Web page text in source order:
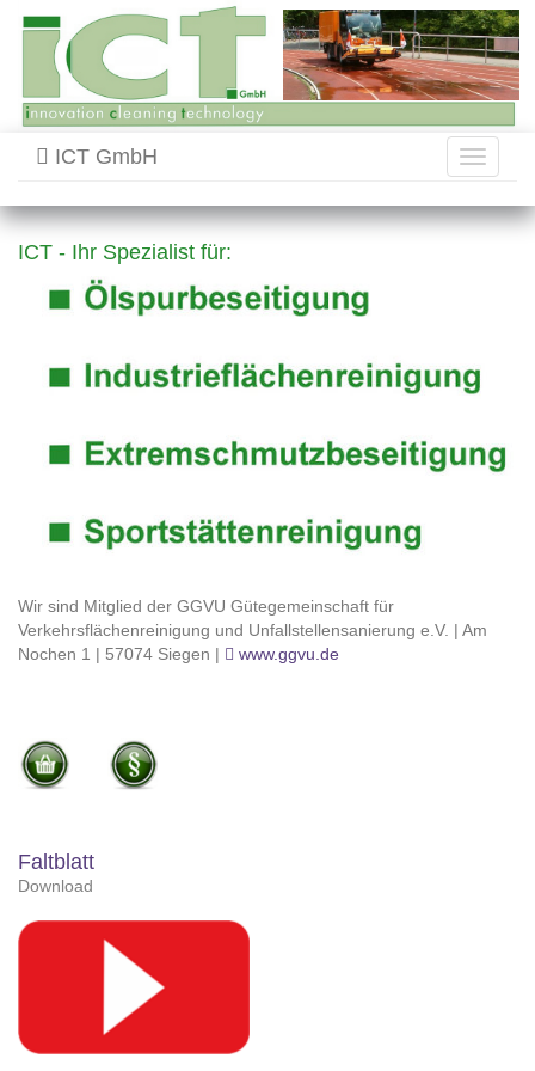
Toggle
ICT GmbH
ICT - Ihr Spezialist für:
Wir sind Mitglied der GGVU Gütegemeinschaft für
Verkehrsflächenreinigung und Unfallstellensanierung e.V. | Am
Nochen 1 | 57074 Siegen |
www.ggvu.de
Faltblatt
Download